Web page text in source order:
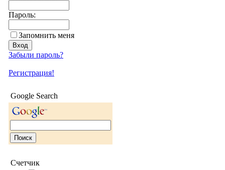
Пароль:
Запомнить меня
Забыли пароль?
Регистрация!
Google Search
Счетчик